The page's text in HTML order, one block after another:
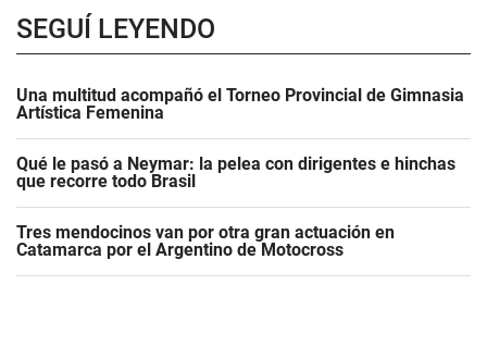
SEGUÍ LEYENDO
Una multitud acompañó el Torneo Provincial de Gimnasia
Artística Femenina
Qué le pasó a Neymar: la pelea con dirigentes e hinchas
que recorre todo Brasil
Tres mendocinos van por otra gran actuación en
Catamarca por el Argentino de Motocross